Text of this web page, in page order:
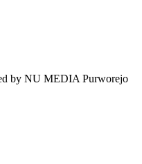
by NU MEDIA Purworejo